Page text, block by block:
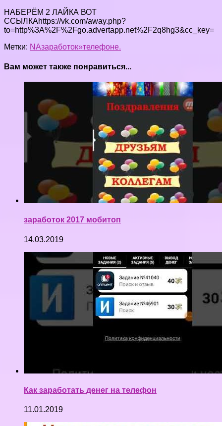
НАБЕРЁМ 2 ЛАЙКА ВОТ
ССЫЛКАhttps://vk.com/away.php?
to=http%3A%2F%2Fgo.advertapp.net%2F2q8hg3&cc_key=
Метки: NAзаработок»телефоне.
Вам может также понравиться...
заработок 2017 мобитоп
14.03.2019
Как заработать денег на телефон
11.01.2019